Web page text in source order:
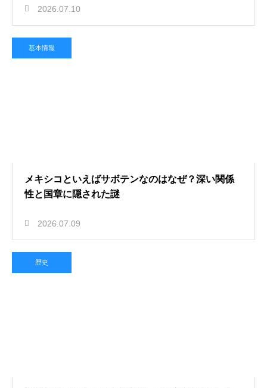
2026.07.10
基本情報
メキシコといえばサボテンなのはなぜ？深い関係
性と国章に隠された謎
2026.07.09
歴史